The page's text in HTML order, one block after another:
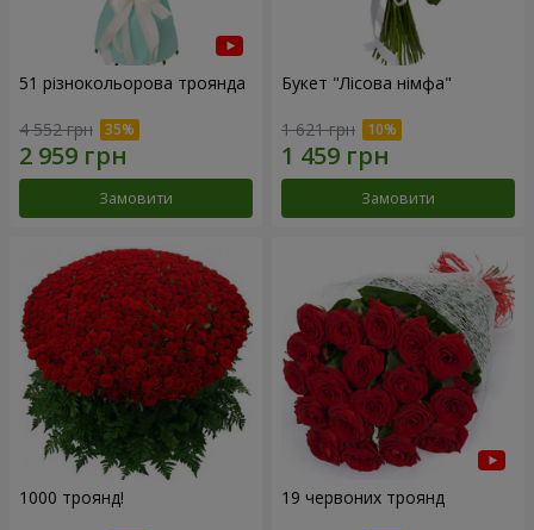
51 різнокольорова троянда
4 552 грн
Замовити
Букет "Лісова німфа"
1 621 грн
Замовити
1000 троянд! 19 червоних троянд